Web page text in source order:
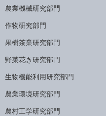
農業機械研究部門
作物研究部門
果樹茶業研究部門
野菜花き研究部門
生物機能利用研究部門
農業環境研究部門
農村工学研究部門